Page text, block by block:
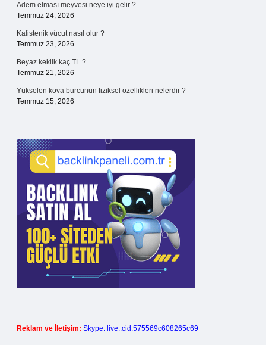
Adem elması meyvesi neye iyi gelir ?
Temmuz 24, 2026
Kalistenik vücut nasıl olur ?
Temmuz 23, 2026
Beyaz keklik kaç TL ?
Temmuz 21, 2026
Yükselen kova burcunun fiziksel özellikleri nelerdir ?
Temmuz 15, 2026
Reklam ve İletişim: Skype: live:.cid.575569c608265c69